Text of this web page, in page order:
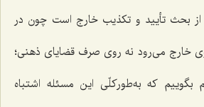
از بحث تأیید و تکذیب خارج است چون در
خارج می‌رود نه روی صرف قضایای ذهنی؛
بگوییم که به‌طورکلّی این مسئله اشتباه